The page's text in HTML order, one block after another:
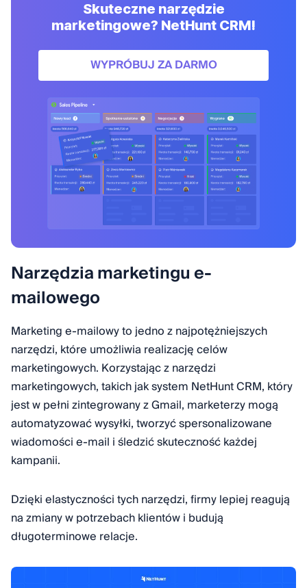
Skuteczne narzędzie
marketingowe? NetHunt CRM!
WYPRÓBUJ ZA DARMO
Narzędzia marketingu e-
mailowego
Marketing e-mailowy to jedno z najpotężniejszych
narzędzi, które umożliwia realizację celów
marketingowych. Korzystając z narzędzi
marketingowych, takich jak system NetHunt CRM, który
jest w pełni zintegrowany z Gmail, marketerzy mogą
automatyzować wysyłki, tworzyć spersonalizowane
wiadomości e-mail i śledzić skuteczność każdej
kampanii.
Dzięki elastyczności tych narzędzi, firmy lepiej reagują
na zmiany w potrzebach klientów i budują
długoterminowe relacje.